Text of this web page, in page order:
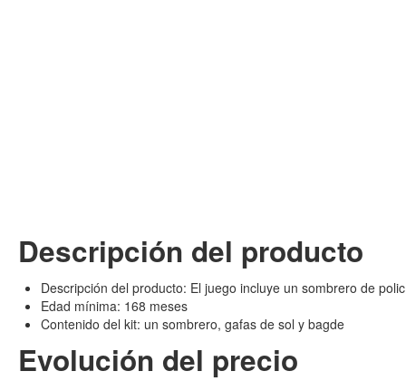
Descripción del producto
Descripción del producto: El juego incluye un sombrero de
Edad mínima: 168 meses
Contenido del kit: un sombrero, gafas de sol y bagde
Evolución del precio